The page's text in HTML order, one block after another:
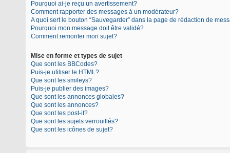
Pourquoi ai-je reçu un avertissement?
Comment rapporter des messages à un modérateur?
A quoi sert le bouton “Sauvegarder” dans la page de rédaction de
Pourquoi mon message doit être validé?
Comment remonter mon sujet?
Mise en forme et types de sujet
Que sont les BBCodes?
Puis-je utiliser le HTML?
Que sont les smileys?
Puis-je publier des images?
Que sont les annonces globales?
Que sont les annonces?
Que sont les post-it?
Que sont les sujets verrouillés?
Que sont les icônes de sujet?